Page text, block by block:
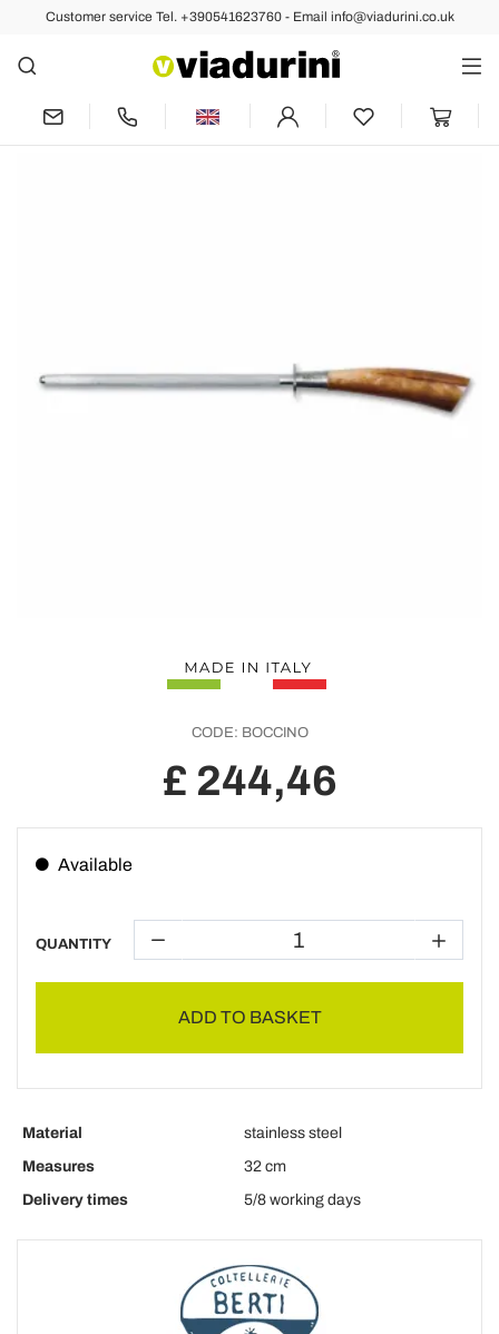
Customer service Tel. +390541623760 - Email info@viadurini.co.uk
Back Previous Next
Sharpener in chromed steel, Berti
exclusively for Viadurini - Boccino
CODE: BOCCINO
£ 244,46
Available
QUANTITY
ADD TO BASKET
Material
stainless steel
Measures
32 cm
Delivery times
5/8 working days